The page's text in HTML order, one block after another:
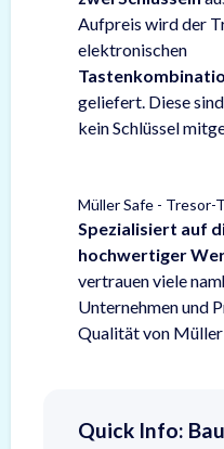
Aufpreis wird der
elektronischen
geliefert. Diese
kein Schlüssel
Müller Safe - Tresor-
Spezialisiert auf
hochwertiger
vertrauen viele
Unternehmen und
Qualität von Müller
Quick Info: